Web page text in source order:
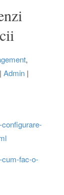
,
Admin|
cum-fac-o-